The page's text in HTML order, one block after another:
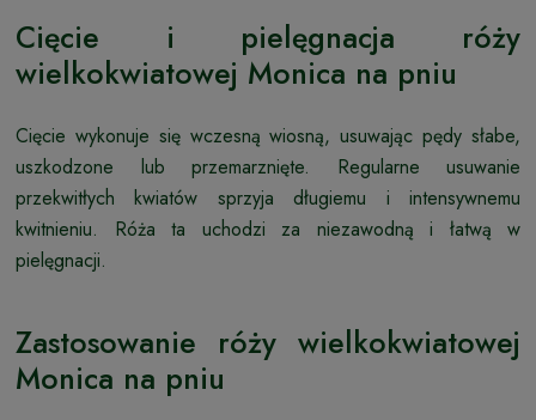
Cięcie i pielęgnacja róży
wielkokwiatowej Monica na pniu
Cięcie wykonuje się wczesną wiosną, usuwając pędy słabe,
uszkodzone lub przemarznięte. Regularne usuwanie
przekwitłych kwiatów sprzyja długiemu i intensywnemu
kwitnieniu. Róża ta uchodzi za niezawodną i łatwą w
pielęgnacji.
Zastosowanie róży wielkokwiatowej
Monica na pniu